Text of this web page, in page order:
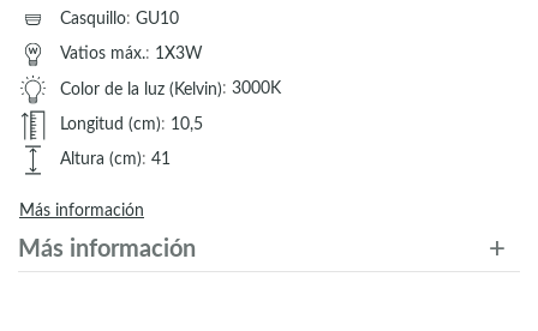
Casquillo: GU10
Vatios máx.: 1X3W
Color de la luz (Kelvin): 3000K
Longitud (cm): 10,5
Altura (cm): 41
Más información
Más información